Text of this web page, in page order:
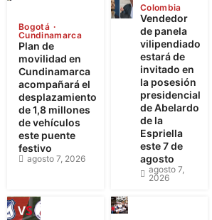
Bogotá
Cundinamarca
Plan de
movilidad en
Cundinamarca
acompañará el
desplazamiento
de 1,8 millones
de vehículos
este puente
festivo
agosto 7, 2026
Colombia
Vendedor
de panela
vilipendiado
estará de
invitado en
la posesión
presidencial
de Abelardo
de la
Espriella
este 7 de
agosto
agosto 7,
2026